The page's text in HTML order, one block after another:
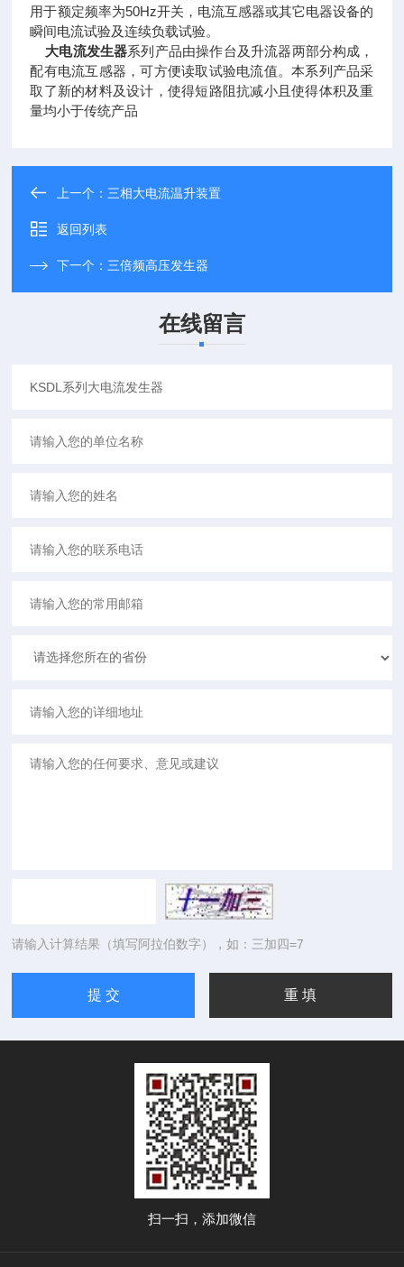
用于额定频率为50Hz开关，电流互感器或其它电器设备的
瞬间电流试验及连续负载试验。
大电流发生器系列产品由操作台及升流器两部分构成，
配有电流互感器，可方便读取试验电流值。本系列产品采
取了新的材料及设计，使得短路阻抗减小且使得体积及重
量均小于传统产品
上一个： 三相大电流温升装置
返回列表
下一个： 三倍频高压发生器
在线留言
请输入计算结果（填写阿拉伯数字），如：三加四=7
扫一扫，添加微信